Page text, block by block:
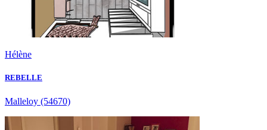
Hélène
REBELLE
Malleloy (54670)